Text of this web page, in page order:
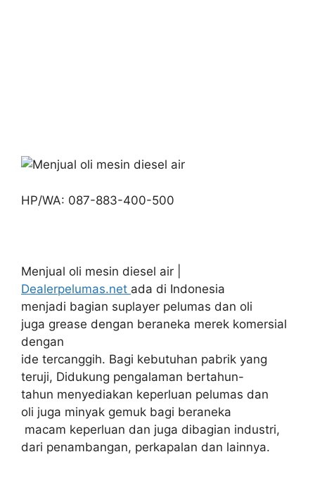
HP/WA: 087-883-400-500
Menjual oli mesin diesel air |
Dealerpelumas.net ada di Indonesia
menjadi bagian suplayer pelumas dan oli
juga grease dengan beraneka merek komersial
dengan
ide tercanggih. Bagi kebutuhan pabrik yang
teruji, Didukung pengalaman bertahun-
tahun menyediakan keperluan pelumas dan
oli juga minyak gemuk bagi beraneka
macam keperluan dan juga dibagian industri,
dari penambangan, perkapalan dan lainnya.